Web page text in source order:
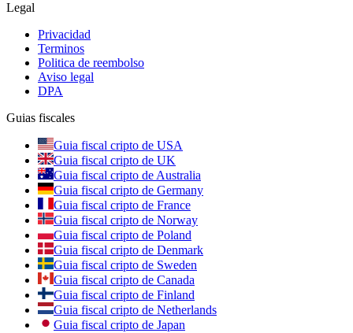
Legal
Privacidad
Terminos
Politica de reembolso
Aviso legal
DPA
Guias fiscales
Guia fiscal cripto de USA
Guia fiscal cripto de UK
Guia fiscal cripto de Australia
Guia fiscal cripto de Germany
Guia fiscal cripto de France
Guia fiscal cripto de Norway
Guia fiscal cripto de Poland
Guia fiscal cripto de Denmark
Guia fiscal cripto de Sweden
Guia fiscal cripto de Canada
Guia fiscal cripto de Finland
Guia fiscal cripto de Netherlands
Guia fiscal cripto de Japan